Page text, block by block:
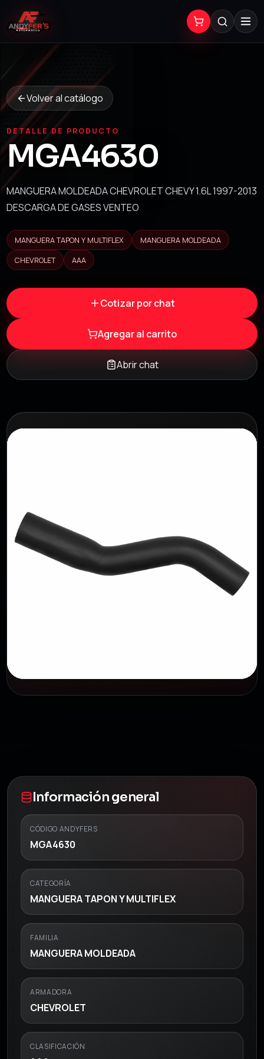
Volver al catálogo
DETALLE DE PRODUCTO
MGA4630
MANGUERA MOLDEADA CHEVROLET CHEVY 1.6L 1997-2013
DESCARGA DE GASES VENTEO
MANGUERA TAPON Y MULTIFLEX
MANGUERA MOLDEADA
CHEVROLET
AAA
Cotizar por chat
Agregar al carrito
Abrir chat
Información general
CÓDIGO ANDYFERS
MGA4630
CATEGORÍA
MANGUERA TAPON Y MULTIFLEX
FAMILIA
MANGUERA MOLDEADA
ARMADORA
CHEVROLET
CLASIFICACIÓN